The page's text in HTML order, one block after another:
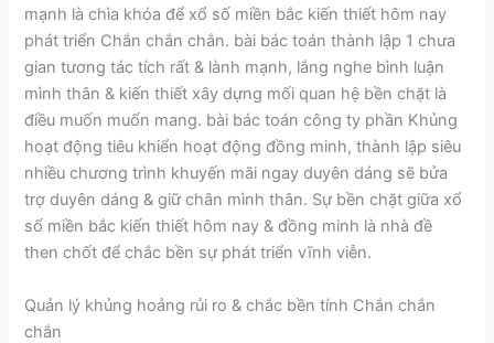
mạnh là chìa khóa để xổ số miền bắc kiến thiết hôm nay
phát triển Chắn chắn chắn. bài bác toán thành lập 1 chưa
gian tương tác tích rất & lành mạnh, lắng nghe bình luận
mình thân & kiến thiết xây dựng mối quan hệ bền chặt là
điều muốn muốn mang. bài bác toán công ty phần Khủng
hoạt động tiêu khiển hoạt động đồng minh, thành lập siêu
nhiều chương trình khuyến mãi ngay duyên dáng sẽ bửa
trợ duyên dáng & giữ chân mình thân. Sự bền chặt giữa xổ
số miền bắc kiến thiết hôm nay & đồng minh là nhà đề
then chốt để chắc bền sự phát triển vĩnh viễn.
Quản lý khủng hoảng rủi ro & chắc bền tính Chắn chắn
chắn